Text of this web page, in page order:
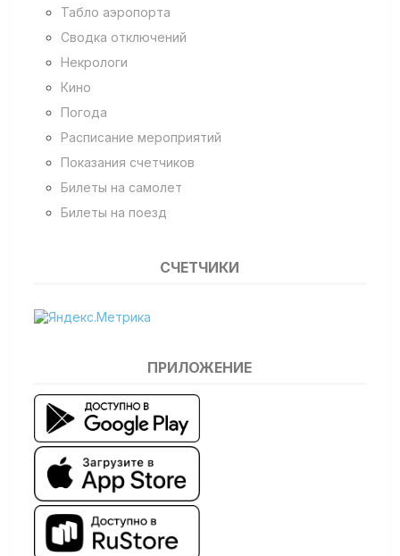
Табло аэропорта
Сводка отключений
Некрологи
Кино
Погода
Расписание мероприятий
Показания счетчиков
Билеты на самолет
Билеты на поезд
СЧЕТЧИКИ
ПРИЛОЖЕНИЕ